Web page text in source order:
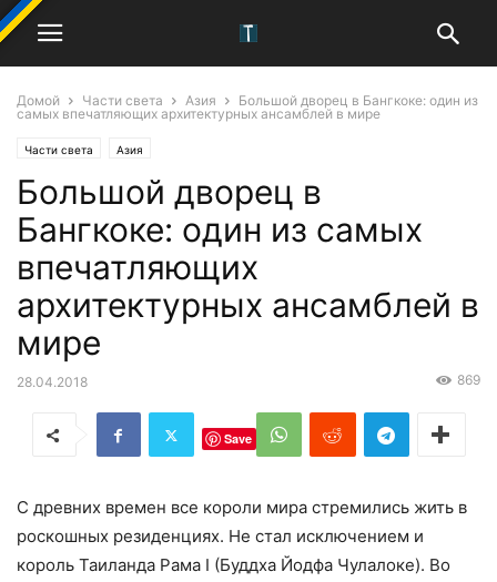
Домой Части света Азия
Большой дворец в Бангкоке: один из
самых впечатляющих архитектурных ансамблей в мире
Части света Азия
Большой дворец в
Бангкоке: один из самых
впечатляющих
архитектурных ансамблей в
мире
28.04.2018 869
Save
С древних времен все короли мира стремились жить в
роскошных резиденциях. Не стал исключением и
король Таиланда Рама I (Буддха Йодфа Чулалоке). Во